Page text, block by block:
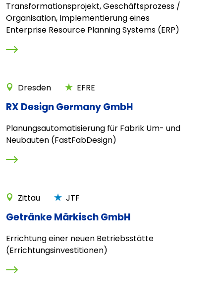
Transformationsprojekt, Geschäftsprozess /
Organisation, Implementierung eines
Enterprise Resource Planning Systems (ERP)
Dresden EFRE
RX Design Germany GmbH
Planungsautomatisierung für Fabrik Um- und
Neubauten (FastFabDesign)
Zittau JTF
Getränke Märkisch GmbH
Errichtung einer neuen Betriebsstätte
(Errichtungsinvestitionen)